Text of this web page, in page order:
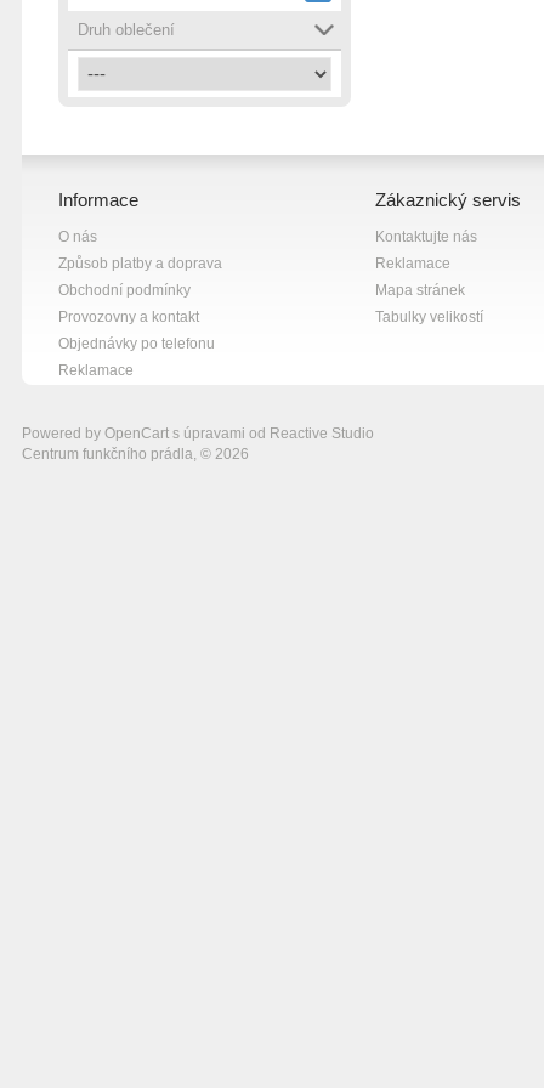
žlutá
6
Druh oblečení
Informace
O nás
Způsob platby a doprava
Obchodní podmínky
Provozovny a kontakt
Objednávky po telefonu
Reklamace
Zákaznický servis
Kontaktujte nás
Reklamace
Mapa stránek
Tabulky velikostí
Powered by OpenCart s úpravami od Reactive Studio
Centrum funkčního prádla, © 2026